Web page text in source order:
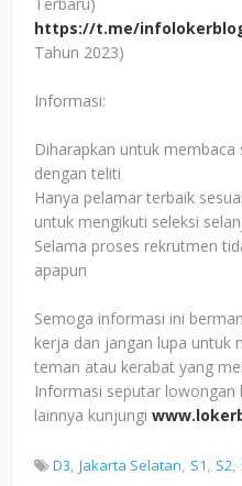
https://t.me/
Tahun 2023)
Informasi:
Diharapkan untuk
dengan teliti
Hanya pelamar terbaik
untuk mengikuti seleksi
Selama proses rekrutmen
apapun
Semoga informasi ini
kerja dan jangan lupa untuk
teman atau kerabat yang
Informasi seputar lowongan
lainnya kunjungi
D3 Jakarta Selatan S1 S2